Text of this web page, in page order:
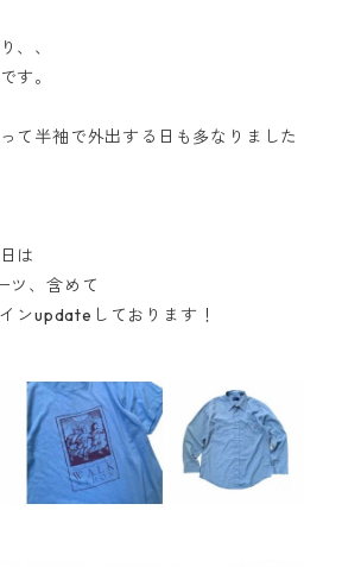
、、
す。
て半袖で外出する日も多なりました
は
ツ、含めて
ンupdateしております！